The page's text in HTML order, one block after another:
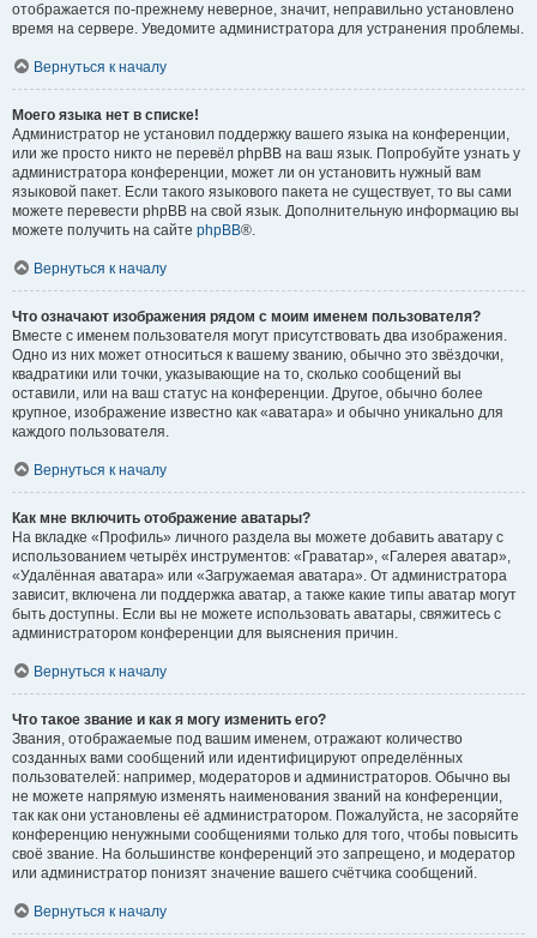
отображается по-прежнему неверное, значит, неправильно установлено
время на сервере. Уведомите администратора для устранения проблемы.
Вернуться к началу
Моего языка нет в списке!
Администратор не установил поддержку вашего языка на конференции,
или же просто никто не перевёл phpBB на ваш язык. Попробуйте узнать у
администратора конференции, может ли он установить нужный вам
языковой пакет. Если такого языкового пакета не существует, то вы сами
можете перевести phpBB на свой язык. Дополнительную информацию вы
можете получить на сайте phpBB®.
Вернуться к началу
Что означают изображения рядом с моим именем пользователя?
Вместе с именем пользователя могут присутствовать два изображения.
Одно из них может относиться к вашему званию, обычно это звёздочки,
квадратики или точки, указывающие на то, сколько сообщений вы
оставили, или на ваш статус на конференции. Другое, обычно более
крупное, изображение известно как «аватара» и обычно уникально для
каждого пользователя.
Вернуться к началу
Как мне включить отображение аватары?
На вкладке «Профиль» личного раздела вы можете добавить аватару с
использованием четырёх инструментов: «Граватар», «Галерея аватар»,
«Удалённая аватара» или «Загружаемая аватара». От администратора
зависит, включена ли поддержка аватар, а также какие типы аватар могут
быть доступны. Если вы не можете использовать аватары, свяжитесь с
администратором конференции для выяснения причин.
Вернуться к началу
Что такое звание и как я могу изменить его?
Звания, отображаемые под вашим именем, отражают количество
созданных вами сообщений или идентифицируют определённых
пользователей: например, модераторов и администраторов. Обычно вы
не можете напрямую изменять наименования званий на конференции,
так как они установлены её администратором. Пожалуйста, не засоряйте
конференцию ненужными сообщениями только для того, чтобы повысить
своё звание. На большинстве конференций это запрещено, и модератор
или администратор понизят значение вашего счётчика сообщений.
Вернуться к началу